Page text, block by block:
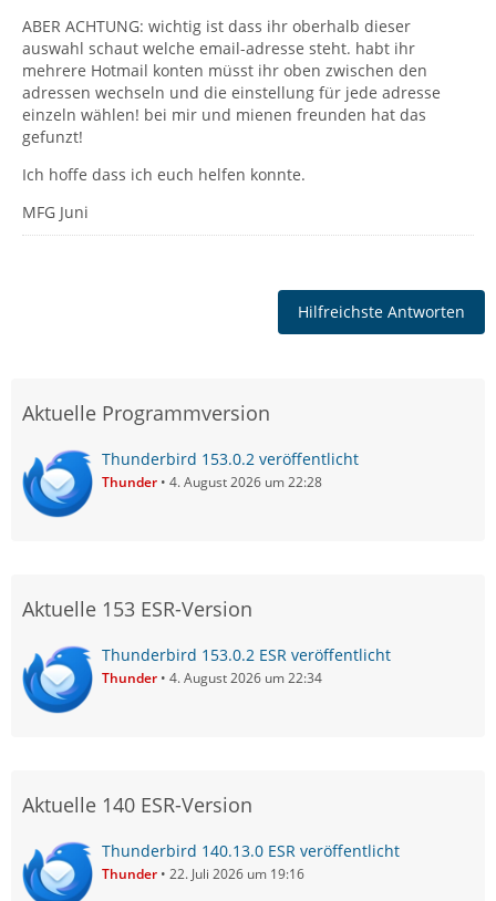
ABER ACHTUNG: wichtig ist dass ihr oberhalb dieser
auswahl schaut welche email-adresse steht. habt ihr
mehrere Hotmail konten müsst ihr oben zwischen den
adressen wechseln und die einstellung für jede adresse
einzeln wählen! bei mir und mienen freunden hat das
gefunzt!
Ich hoffe dass ich euch helfen konnte.
MFG Juni
Hilfreichste Antworten
Aktuelle Programmversion
Thunderbird 153.0.2 veröffentlicht
Thunder 4. August 2026 um 22:28
Aktuelle 153 ESR-Version
Thunderbird 153.0.2 ESR veröffentlicht
Thunder 4. August 2026 um 22:34
Aktuelle 140 ESR-Version
Thunderbird 140.13.0 ESR veröffentlicht
Thunder 22. Juli 2026 um 19:16